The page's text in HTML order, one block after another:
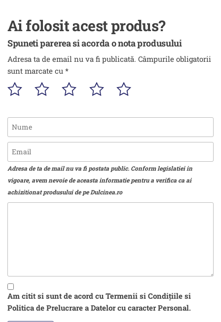
Ai folosit acest produs?
Spuneti parerea si acorda o nota produsului
Adresa ta de email nu va fi publicată. Câmpurile obligatorii
sunt marcate cu *
Adresa de ta de mail nu va fi postata public. Conform legislatiei in
vigoare, avem nevoie de aceasta informatie pentru a verifica ca ai
achizitionat produsului de pe Dulcinea.ro
Am citit si sunt de acord cu Termenii si Condițiile si
Politica de Prelucrare a Datelor cu caracter Personal.